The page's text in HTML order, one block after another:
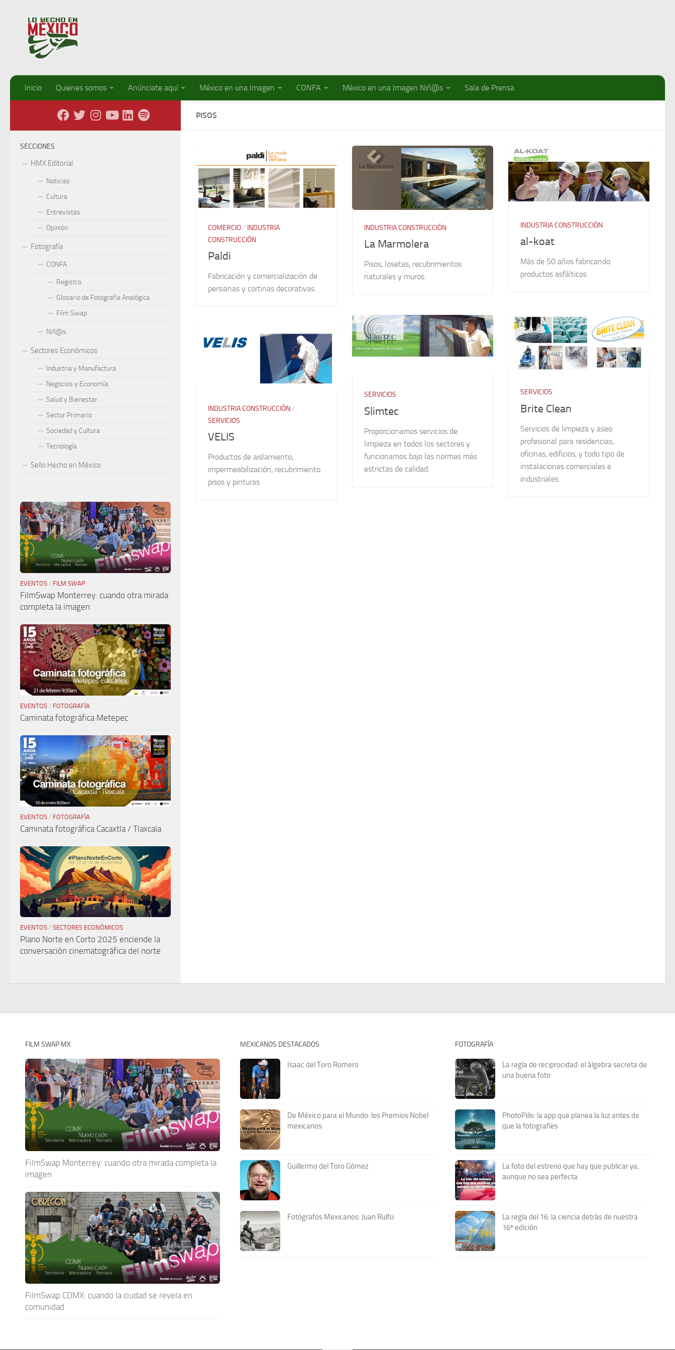
Inicio Quienes somos Anúnciate aquí México en una Imagen CONFA México en una Imagen Niñ@s Sala de Prensa
PISOS
COMERCIO/ INDUSTRIA
CONSTRUCCIÓN
Paldi
Fabricación y comercialización de
persianas y cortinas decorativas.
INDUSTRIA CONSTRUCCIÓN
La Marmolera
Pisos, losetas, recubrimientos
naturales y muros.
INDUSTRIA CONSTRUCCIÓN
al-koat
Más de 50 años fabricando
productos asfálticos
SERVICIOS
Brite Clean
Servicios de limpieza y aseo
profesional para residencias,
oficinas, edificios, y todo tipo de
instalaciones comerciales e
industriales.
SERVICIOS
Slimtec
Proporcionamos servicios de
limpieza en todos los sectores y
funcionamos bajo las normas más
estrictas de calidad.
INDUSTRIA CONSTRUCCIÓN/
SERVICIOS
VELIS
Productos de aislamiento,
impermeabilización, recubrimiento
pisos y pinturas
SECCIONES
HMX Editorial
Noticias
Cultura
Entrevistas
Opinión
Fotografía
CONFA
Registro
Glosario de Fotografía Analógica
Film Swap
Niñ@s
Sectores Económicos
Industria y Manufactura
Negocios y Economía
Salud y Bienestar
Sector Primario
Sociedad y Cultura
Tecnología
Sello Hecho en México
EVENTOS / FILM SWAP
FilmSwap Monterrey: cuando otra mirada
completa la imagen
EVENTOS / FOTOGRAFÍA
Caminata fotográfica Metepec
EVENTOS / FOTOGRAFÍA
Caminata fotográfica Cacaxtla / Tlaxcala
EVENTOS / SECTORES ECONÓMICOS
Plano Norte en Corto 2025 enciende la
conversación cinematográfica del norte
FILM SWAP MX
FilmSwap Monterrey: cuando otra mirada completa la
imagen
FilmSwap CDMX: cuando la ciudad se revela en
comunidad
MEXICANOS DESTACADOS
Isaac del Toro Romero
De México para el Mundo: los Premios Nobel
mexicanos
Guillermo del Toro Gómez
Fotógrafos Mexicanos: Juan Rulfo
FOTOGRAFÍA
La regla de reciprocidad: el álgebra secreta de
una buena foto
PhotoPills: la app que planea la luz antes de
que la fotografíes
La foto del estreno que hay que publicar ya,
aunque no sea perfecta
La regla del 16: la ciencia detrás de nuestra
16ª edición